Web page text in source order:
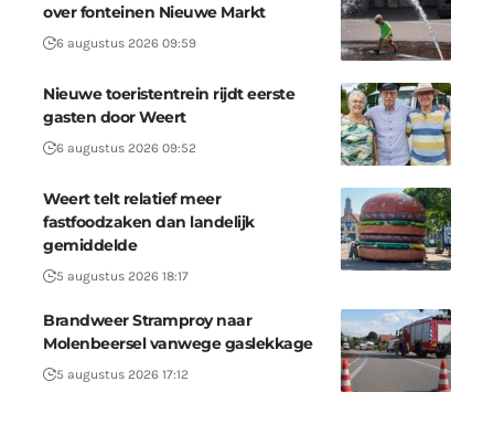
over fonteinen Nieuwe Markt
6 augustus 2026 09:59
Nieuwe toeristentrein rijdt eerste
gasten door Weert
6 augustus 2026 09:52
Weert telt relatief meer
fastfoodzaken dan landelijk
gemiddelde
5 augustus 2026 18:17
Brandweer Stramproy naar
Molenbeersel vanwege gaslekkage
5 augustus 2026 17:12